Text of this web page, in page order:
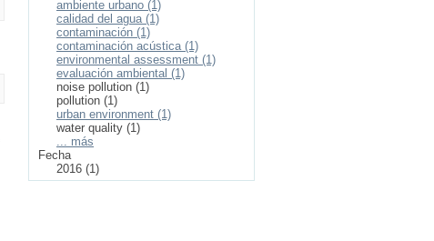
ambiente urbano (1)
calidad del agua (1)
contaminación (1)
contaminación acústica (1)
environmental assessment (1)
evaluación ambiental (1)
noise pollution (1)
pollution (1)
urban environment (1)
water quality (1)
... más
Fecha
2016 (1)